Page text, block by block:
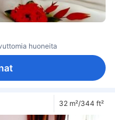
huoneita
32 m²/344 ft²